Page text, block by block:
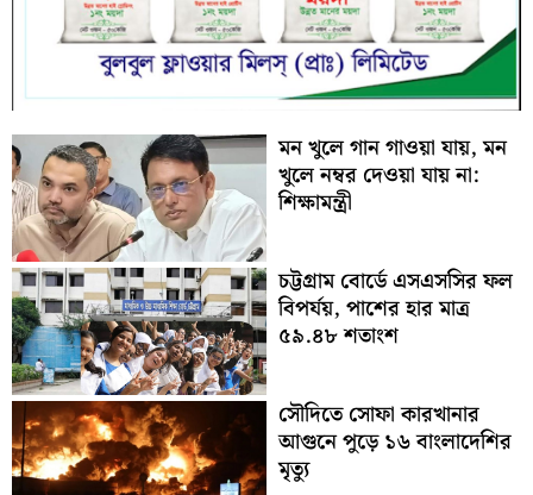
মন খুলে গান গাওয়া যায়, মন
খুলে নম্বর দেওয়া যায় না:
শিক্ষামন্ত্রী
চট্টগ্রাম বোর্ডে এসএসসির ফল
বিপর্যয়, পাশের হার মাত্র
৫৯.৪৮ শতাংশ
সৌদিতে সোফা কারখানার
আগুনে পুড়ে ১৬ বাংলাদেশির
মৃত্যু